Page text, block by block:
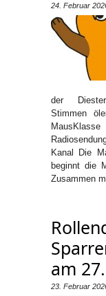
24. Februar
der
Stimmen
Kanal Die
beginnt die
Zusammen
am
23. Februar